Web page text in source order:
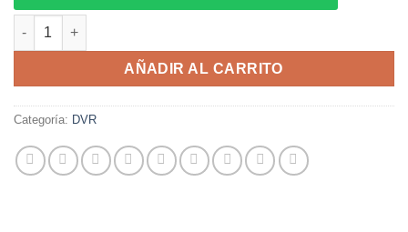
iDS-7116HQHI-M1/S HIKVISION cantidad
AÑADIR AL CARRITO
Categoría: DVR